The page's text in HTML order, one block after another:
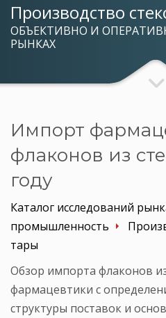
Производство
ОБЪЕКТИВНО И
РЫНКАХ
Импорт
флаконов из
году
Каталог исследований
промышленность
тары
Обзор импорта флаконов
фармацевтики с
структуры поставок и